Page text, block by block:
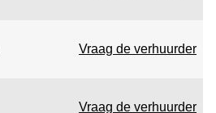
Vraag de verhuurder
Vraag de verhuurder